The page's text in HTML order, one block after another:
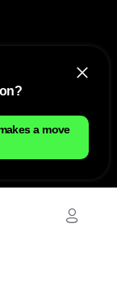
a move